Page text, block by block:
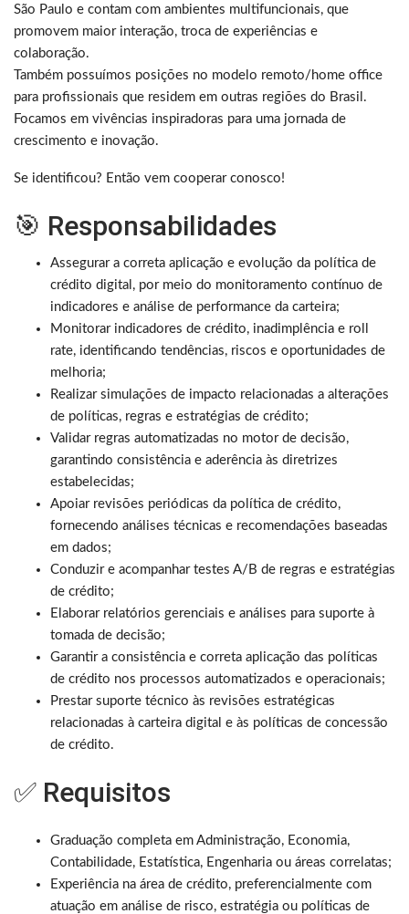
São Paulo e contam com ambientes multifuncionais, que
promovem maior interação, troca de experiências e
colaboração.
Também possuímos posições no modelo remoto/home office
para profissionais que residem em outras regiões do Brasil.
Focamos em vivências inspiradoras para uma jornada de
crescimento e inovação.
Se identificou? Então vem cooperar conosco!
🎯 Responsabilidades
Assegurar a correta aplicação e evolução da política de
crédito digital, por meio do monitoramento contínuo de
indicadores e análise de performance da carteira;
Monitorar indicadores de crédito, inadimplência e roll
rate, identificando tendências, riscos e oportunidades de
melhoria;
Realizar simulações de impacto relacionadas a alterações
de políticas, regras e estratégias de crédito;
Validar regras automatizadas no motor de decisão,
garantindo consistência e aderência às diretrizes
estabelecidas;
Apoiar revisões periódicas da política de crédito,
fornecendo análises técnicas e recomendações baseadas
em dados;
Conduzir e acompanhar testes A/B de regras e estratégias
de crédito;
Elaborar relatórios gerenciais e análises para suporte à
tomada de decisão;
Garantir a consistência e correta aplicação das políticas
de crédito nos processos automatizados e operacionais;
Prestar suporte técnico às revisões estratégicas
relacionadas à carteira digital e às políticas de concessão
de crédito.
✅ Requisitos
Graduação completa em Administração, Economia,
Contabilidade, Estatística, Engenharia ou áreas correlatas;
Experiência na área de crédito, preferencialmente com
atuação em análise de risco, estratégia ou políticas de